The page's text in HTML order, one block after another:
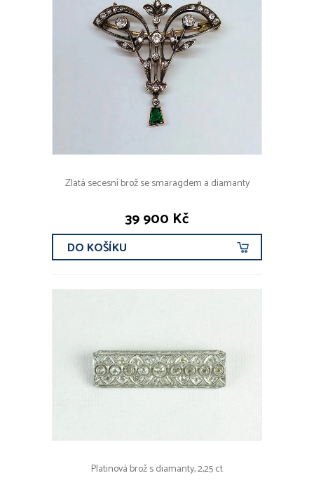
Zlatá secesní brož se smaragdem a diamanty
39 900 Kč
DO KOŠÍKU
Platinová brož s diamanty, 2,25 ct